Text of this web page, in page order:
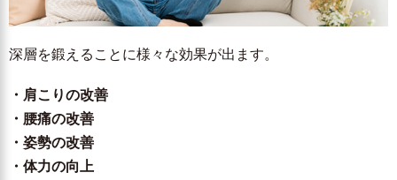
深層を鍛えることに様々な効果が出ます。
・肩こりの改善
・腰痛の改善
・姿勢の改善
・体力の向上